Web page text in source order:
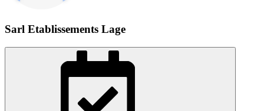
Sarl Etablissements Lage